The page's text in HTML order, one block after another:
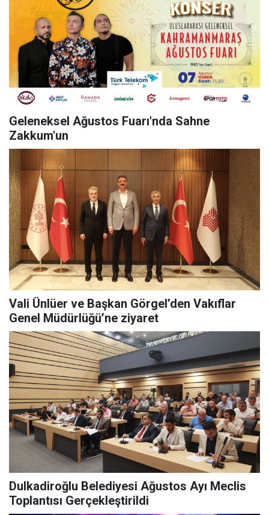
Geleneksel Ağustos Fuarı'nda Sahne
Zakkum'un
Vali Ünlüer ve Başkan Görgel’den Vakıflar
Genel Müdürlüğü’ne ziyaret
Dulkadiroğlu Belediyesi Ağustos Ayı Meclis
Toplantısı Gerçekleştirildi